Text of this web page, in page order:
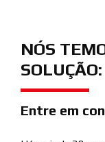
NÓS
SOLUÇÃO:
Entre em